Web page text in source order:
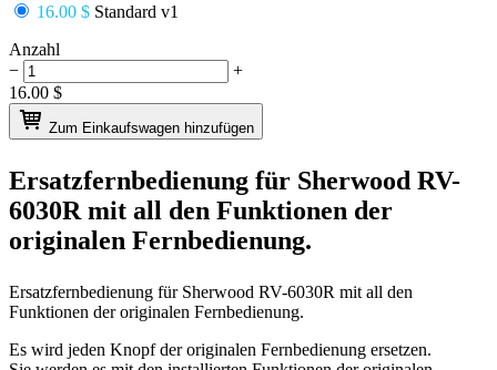
16.00 $ Standard v1
Anzahl
−
+
16.00 $
Zum Einkaufswagen hinzufügen
Ersatzfernbedienung für Sherwood RV-
6030R mit all den Funktionen der
originalen Fernbedienung.
Ersatzfernbedienung fürSherwood RV-6030R mit all den
Funktionen der originalen Fernbedienung.
Es wird jeden Knopf der originalen Fernbedienung ersetzen.